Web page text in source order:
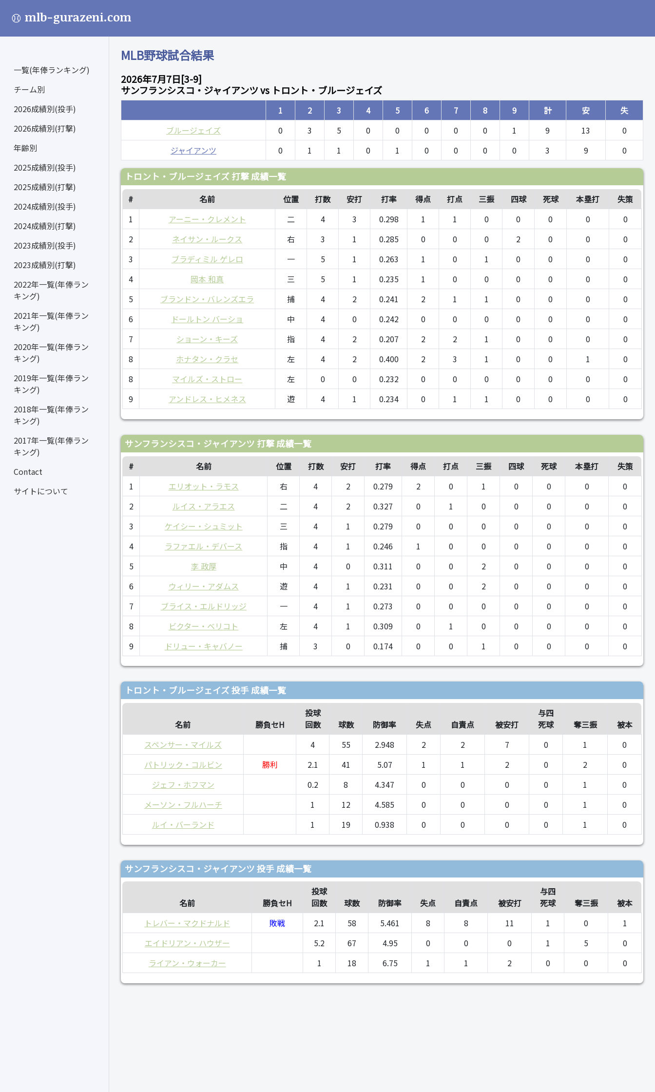
mlb-gurazeni.com
一覧(年俸ランキング)
チーム別
2026成績別(投手)
2026成績別(打撃)
年齢別
2025成績別(投手)
2025成績別(打撃)
2024成績別(投手)
2024成績別(打撃)
2023成績別(投手)
2023成績別(打撃)
2022年一覧(年俸ラン
キング)
2021年一覧(年俸ラン
キング)
2020年一覧(年俸ラン
キング)
2019年一覧(年俸ラン
キング)
2018年一覧(年俸ラン
キング)
2017年一覧(年俸ラン
キング)
Contact
サイトについて
MLB野球試合結果
2026年7月7日[3-9]
サンフランシスコ・ジャイアンツ vs トロント・ブルージェイズ
1 2 3 4 5 6 7 8 9 計 安
失
ブルージェイズ
0 3 5 0 0 0 0 0 1 9 13
0
ジャイアンツ
0 1 1 0 1 0 0 0 0 3 9 0
トロント・ブルージェイズ 打撃 成績一覧
# 名前 位置 打数 安打 打率 得点 打点 三振 四球 死球 本塁打
失策
1
アーニー・クレメント 二 4 3 0.298 1 1 0 0 0 0
0
2
ネイサン・ルークス 右 3 1 0.285 0 0 0 2 0 0
0
3
ブラディミル ゲレロ 一 5 1 0.263 1 0 1 0 0 0
0
4
岡本 和真 三 5 1 0.235 1 0 0 0 0 0
0
5
ブランドン・バレンズエラ 捕 4 2 0.241 2 1 1 0 0 0
0
6
ドールトン バーショ 中 4 0 0.242 0 0 0 0 0 0
0
7
ショーン・キーズ 指 4 2 0.207 2 2 1 0 0 0
0
8
ホナタン・クラセ 左 4 2 0.400 2 3 1 0 0 1
0
8
マイルズ・ストロー 左 0 0 0.232 0 0 0 0 0 0
0
9
アンドレス・ヒメネス 遊 4 1 0.234 0 1 1 0 0 0 0
サンフランシスコ・ジャイアンツ 打撃 成績一覧
# 名前 位置 打数 安打 打率 得点 打点 三振 四球 死球 本塁打
失策
1
エリオット・ラモス 右 4 2 0.279 2 0 1 0 0 0
0
2
ルイス・アラエス 二 4 2 0.327 0 1 0 0 0 0
0
3
ケイシー・シュミット 三 4 1 0.279 0 0 0 0 0 0
0
4
ラファエル・デバース 指 4 1 0.246 1 0 0 0 0 0
0
5
李 政厚 中 4 0 0.311 0 0 2 0 0 0
0
6
ウィリー・アダムス 遊 4 1 0.231 0 0 2 0 0 0
0
7
ブライス・エルドリッジ 一 4 1 0.273 0 0 0 0 0 0
0
8
ビクター・ベリコト 左 4 1 0.309 0 1 0 0 0 0
0
9
ドリュー・キャバノー 捕 3 0 0.174 0 0 1 0 0 0 0
トロント・ブルージェイズ 投手 成績一覧
名前 勝負セH
投球
回数
球数 防御率 失点 自責点 被安打
与四
死球
奪三振
被本
スペンサー・マイルズ
4 55 2.948 2 2 7 0 1
0
パトリック・コルビン
勝利 2.1 41 5.07 1 1 2 0 2
0
ジェフ・ホフマン
0.2 8 4.347 0 0 0 0 1
0
メーソン・フルハーチ
1 12 4.585 0 0 0 0 1
0
ルイ・バーランド
1 19 0.938 0 0 0 0 1 0
サンフランシスコ・ジャイアンツ 投手 成績一覧
名前 勝負セH
投球
回数
球数 防御率 失点 自責点 被安打
与四
死球
奪三振
被本
トレバー・マクドナルド
敗戦 2.1 58 5.461 8 8 11 1 0
1
エイドリアン・ハウザー
5.2 67 4.95 0 0 0 1 5
0
ライアン・ウォーカー
1 18 6.75 1 1 2 0 0 0